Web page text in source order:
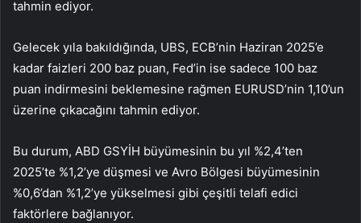
tahmin ediyor.
Gelecek yıla bakıldığında, UBS, ECB’nin Haziran 2025’e
kadar faizleri 200 baz puan, Fed’in ise sadece 100 baz
puan indirmesini beklemesine rağmen EURUSD’nin 1,10’un
üzerine çıkacağını tahmin ediyor.
Bu durum, ABD GSYİH büyümesinin bu yıl %2,4’ten
2025’te %1,2’ye düşmesi ve Avro Bölgesi büyümesinin
%0,6’dan %1,2’ye yükselmesi gibi çeşitli telafi edici
faktörlere bağlanıyor.